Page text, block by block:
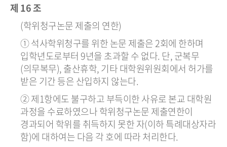
제 16 조
(학위청구논문 제출의 연한)
① 석사학위청구를 위한 논문 제출은 2회에 한하며
입학년도로부터 9년을 초과할 수 없다. 단, 군복무
(의무복무), 출산휴학, 기타 대학원위원회에서 허가를
받은 기간 등은 산입하지 않는다.
② 제1항에도 불구하고 부득이한 사유로 본교 대학원
과정을 수료하였으나 학위청구논문 제출연한이
경과되어 학위를 취득하지 못한 자(이하 특례대상자라
함)에 대하여는 다음 각 호에 따라 처리한다.